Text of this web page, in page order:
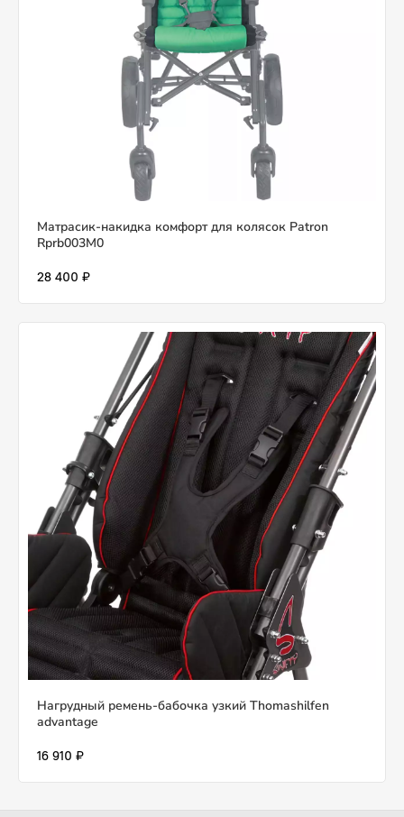
Матрасик-накидка комфорт для колясок Patron
Rprb003M0
28 400 ₽
Нагрудный ремень-бабочка узкий Thomashilfen
advantage
16 910 ₽